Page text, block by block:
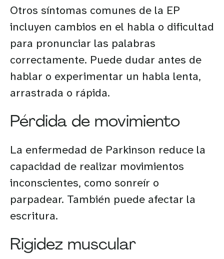
Otros síntomas comunes de la EP
incluyen cambios en el habla o dificultad
para pronunciar las palabras
correctamente. Puede dudar antes de
hablar o experimentar un habla lenta,
arrastrada o rápida.
Pérdida de movimiento
La enfermedad de Parkinson reduce la
capacidad de realizar movimientos
inconscientes, como sonreír o
parpadear. También puede afectar la
escritura.
Rigidez muscular